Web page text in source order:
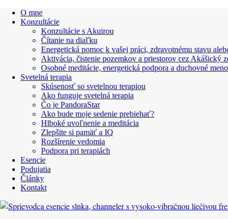
O mne
Konzultácie
Konzultácie s Akuirou
Čítanie na diaľku
Energetická pomoc k vašej práci, zdravotnému stavu
Aktivácia, čistenie pozemkov a priestorov cez Akášický
Osobné meditácie, energetická podpora a duchovné
Svetelná terapia
Skúsenosť so svetelnou terapiou
Ako funguje svetelná terapia
Čo je PandoraStar
Ako bude moje sedenie prebiehať?
Hlboké uvoľnenie a meditácia
Zlepšite si pamäť a IQ
Rozšírenie vedomia
Podpora pri terapiách
Esencie
Podujatia
Články
Kontakt